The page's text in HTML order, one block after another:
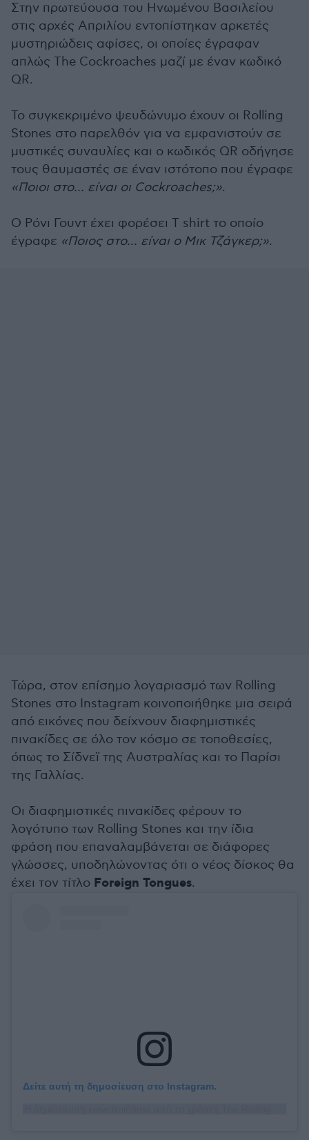
Στην πρωτεύουσα του Ηνωμένου Βασιλείου
στις αρχές Απριλίου εντοπίστηκαν αρκετές
μυστηριώδεις αφίσες, οι οποίες έγραφαν
απλώς The Cockroaches μαζί με έναν κωδικό
QR.
Το συγκεκριμένο ψευδώνυμο έχουν οι Rolling
Stones στο παρελθόν για να εμφανιστούν σε
μυστικές συναυλίες και ο κωδικός QR οδήγησε
τους θαυμαστές σε έναν ιστότοπο που έγραφε
«Ποιοι στο... είναι οι Cockroaches;».
Ο Ρόνι Γουντ έχει φορέσει T shirt το οποίο
έγραφε «Ποιος στο... είναι ο Μικ Τζάγκερ;».
Τώρα, στον επίσημο λογαριασμό των Rolling
Stones στο Instagram κοινοποιήθηκε μια σειρά
από εικόνες που δείχνουν διαφημιστικές
πινακίδες σε όλο τον κόσμο σε τοποθεσίες,
όπως το Σίδνεϊ της Αυστραλίας και το Παρίσι
της Γαλλίας.
Οι διαφημιστικές πινακίδες φέρουν το
λογότυπο των Rolling Stones και την ίδια
φράση που επαναλαμβάνεται σε διάφορες
γλώσσες, υποδηλώνοντας ότι ο νέος δίσκος θα
έχει τον τίτλο Foreign Tongues.
Δείτε αυτή τη δημοσίευση στο Instagram.